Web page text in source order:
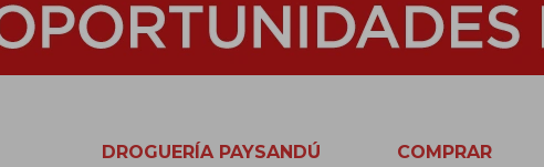
DROGUERÍA PAYSANDÚ COMPRAR